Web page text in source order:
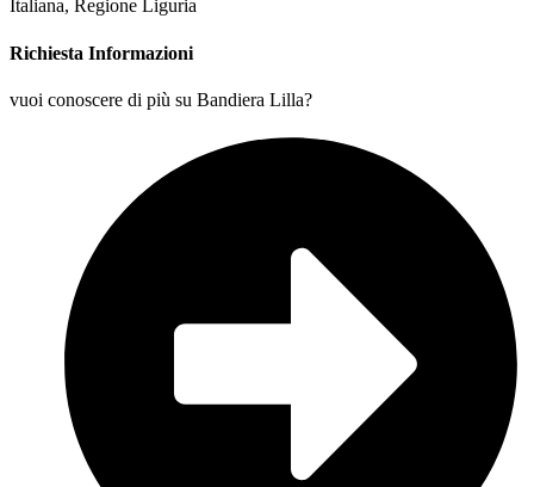
Richiesta Informazioni
vuoi conoscere di più su Bandiera Lilla?